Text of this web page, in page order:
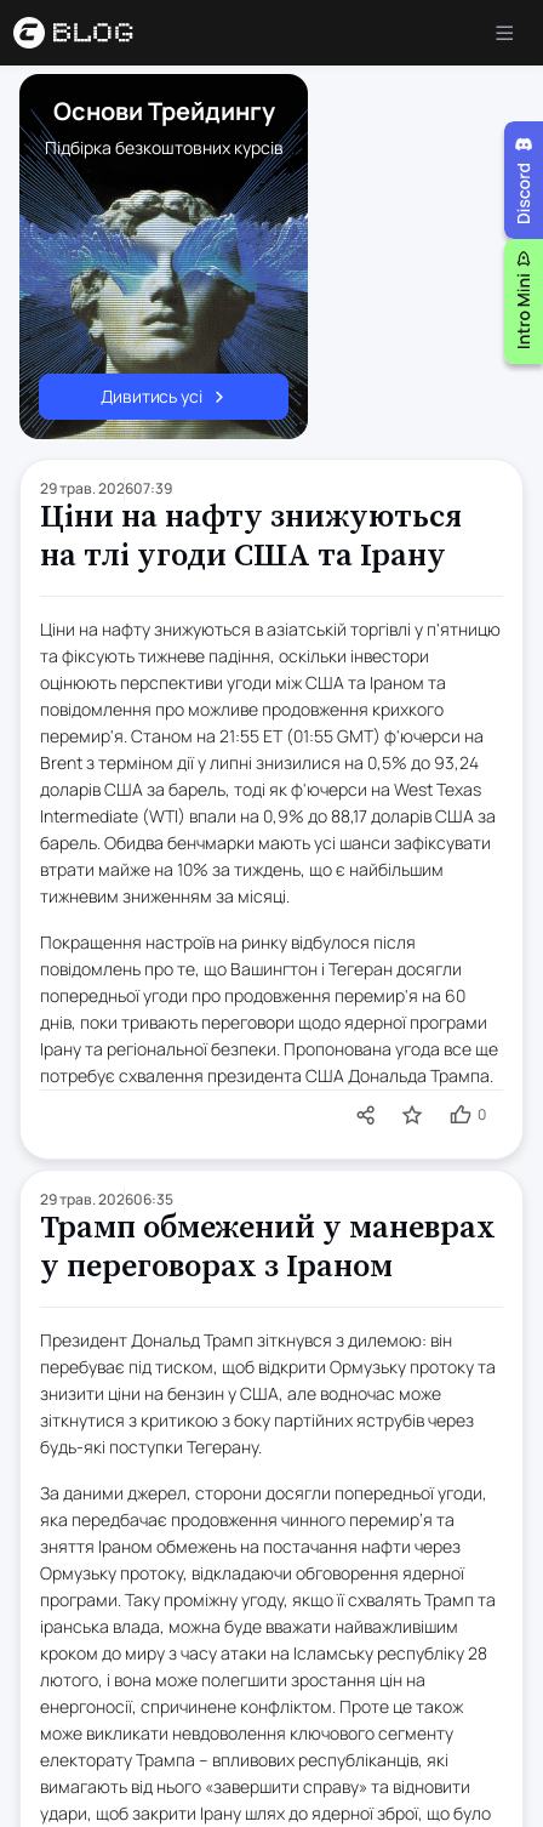
Основи Трейдингу
Підбірка безкоштовних курсів
Дивитись усі
29 трав. 202607:39
Ціни на нафту знижуються
на тлі угоди США та Ірану
Ціни на нафту знижуються в азіатській торгівлі у п'ятницю
та фіксують тижневе падіння, оскільки інвестори
оцінюють перспективи угоди між США та Іраном та
повідомлення про можливе продовження крихкого
перемир'я. Станом на 21:55 ET (01:55 GMT) ф'ючерси на
Brent з терміном дії у липні знизилися на 0,5% до 93,24
доларів США за барель, тоді як ф'ючерси на West Texas
Intermediate (WTI) впали на 0,9% до 88,17 доларів США за
барель. Обидва бенчмарки мають усі шанси зафіксувати
втрати майже на 10% за тиждень, що є найбільшим
тижневим зниженням за місяці.
Покращення настроїв на ринку відбулося після
повідомлень про те, що Вашингтон і Тегеран досягли
попередньої угоди про продовження перемир'я на 60
днів, поки тривають переговори щодо ядерної програми
Ірану та регіональної безпеки. Пропонована угода все ще
потребує схвалення президента США Дональда Трампа.
0
29 трав. 202606:35
Трамп обмежений у маневрах
у переговорах з Іраном
Президент Дональд Трамп зіткнувся з дилемою: він
перебуває під тиском, щоб відкрити Ормузьку протоку та
знизити ціни на бензин у США, але водночас може
зіткнутися з критикою з боку партійних яструбів через
будь-які поступки Тегерану.
За даними джерел, сторони досягли попередньої угоди,
яка передбачає продовження чинного перемир’я та
зняття Іраном обмежень на постачання нафти через
Ормузьку протоку, відкладаючи обговорення ядерної
програми. Таку проміжну угоду, якщо її схвалять Трамп та
іранська влада, можна буде вважати найважливішим
кроком до миру з часу атаки на Ісламську республіку 28
лютого, і вона може полегшити зростання цін на
енергоносії, спричинене конфліктом. Проте це також
може викликати невдоволення ключового сегменту
електорату Трампа – впливових республіканців, які
вимагають від нього «завершити справу» та відновити
удари, щоб закрити Ірану шлях до ядерної зброї, що було